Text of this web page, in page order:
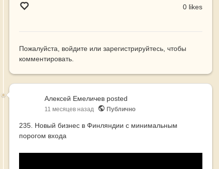
0 likes
Пожалуйста, войдите или зарегистрируйтесь, чтобы
комментировать.
Алексей Емеличев posted
11 месяцев назад Публично
235. Новый бизнес в Финляндии с минимальным
порогом входа